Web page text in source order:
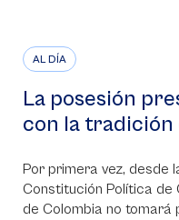
AL DÍA
La posesión
con la tradición
Por primera vez, desde
Constitución Política de
de Colombia no tomará